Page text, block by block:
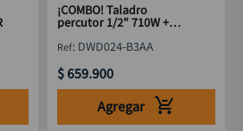
¡COMBO! Taladro
percutor 1/2" 710W +
4.1/2" 750W DEWALT
: DWD024-B3AA
$659.900
Agregar